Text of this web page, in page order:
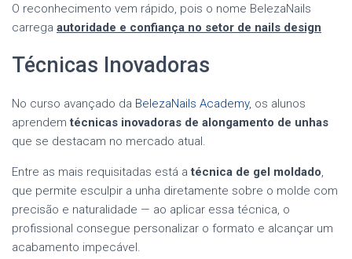
O reconhecimento vem rápido, pois o nome BelezaNails
carrega autoridade e confiança no setor de nails design
Técnicas Inovadoras
No curso avançado da BelezaNails Academy, os alunos
aprendemtécnicas inovadoras de alongamento de unhas
que se destacam no mercado atual.
Entre as mais requisitadas está atécnica de gel moldado,
que permite esculpir a unha diretamente sobre o molde com
precisão e naturalidade — ao aplicar essa técnica, o
profissional consegue personalizar o formato e alcançar um
acabamento impecável.